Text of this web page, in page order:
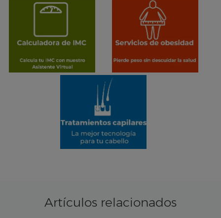
Artículos relacionados